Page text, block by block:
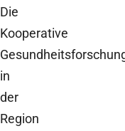
Die
Kooperative
in
der
Region